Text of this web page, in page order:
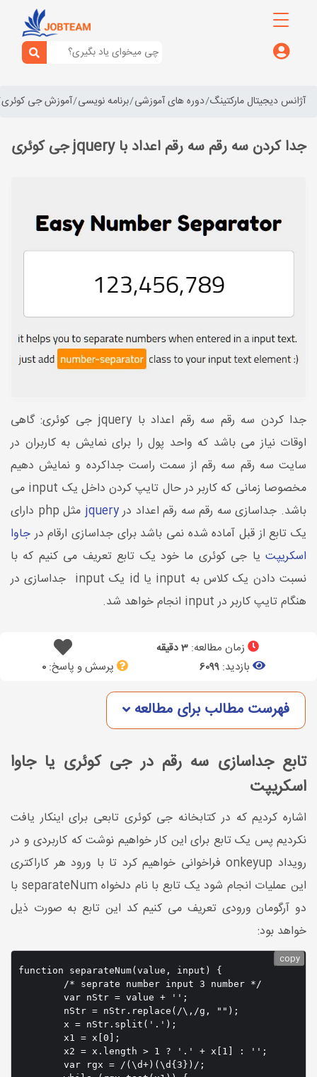
آژانس دیجیتال مارکتینگ دوره های آموزشی برنامه نویسی آموزش جی کوئری
جدا کردن سه رقم سه رقم اعداد با jquery جی کوئری
جدا کردن سه رقم سه رقم اعداد با jquery جی کوئری: گاهی
اوقات نیاز می باشد که واحد پول را برای نمایش به کاربران در
سایت سه رقم سه رقم از سمت راست جداکرده و نمایش دهیم
مخصوصا زمانی که کاربر در حال تایپ کردن داخل یک input می
باشد. جداسازی سه رقم سه رقم اعداد درjquery
مثل php دارای
یک تابع از قبل آماده شده نمی باشد برای جداسازی ارقام درجاوا
اسکریپت یا جی کوئری ما خود یک تابع تعریف می کنیم که با
نسبت دادن یک کلاس به input یا id یک input جداسازی در
هنگام تایپ کاربر در input انجام خواهد شد.
زمان مطالعه: 3 دقیقه
بازدید: 6099 پرسش و پاسخ:0
فهرست مطالب برای مطالعه
تابع جداسازی سه رقم در جی کوئری یا جاوا
اسکریپت
اشاره کردیم که در کتابخانه جی کوئری تابعی برای اینکار یافت
نکردیم پس یک تابع برای این کار خواهیم نوشت که کاربردی و در
رویداد onkeyup فراخوانی خواهیم کرد تا با ورود هر کاراکتری
این عملیات انجام شود یک تابع با نام دلخواه separateNum با
دو آرگومان ورودی تعریف می کنیم کد این تابع به صورت ذیل
خواهد بود:
function separateNum(value, input) {
        /* seprate number input 3 number */
        var nStr = value + '';
        nStr = nStr.replace(/\,/g, "");
        x = nStr.split('.');
        x1 = x[0];
        x2 = x.length > 1 ? '.' + x[1] : '';
        var rgx = /(\d+)(\d{3})/;
copy